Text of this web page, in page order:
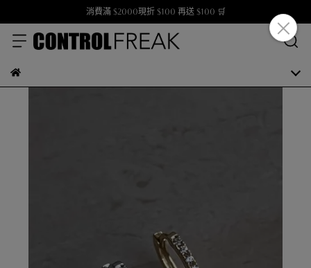
消費滿 $2000現折 $100 再送 $100 🛒